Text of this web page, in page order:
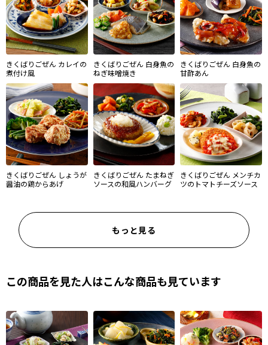
きくばりごぜん カレイの
煮付け風
きくばりごぜん 白身魚の
ねぎ味噌焼き
きくばりごぜん 白身魚の
甘酢あん
きくばりごぜん しょうが
醤油の鶏からあげ
きくばりごぜん たまねぎ
ソースの和風ハンバーグ
きくばりごぜん メンチカ
ツのトマトチーズソース
もっと見る
この商品を見た人はこんな商品も見ています